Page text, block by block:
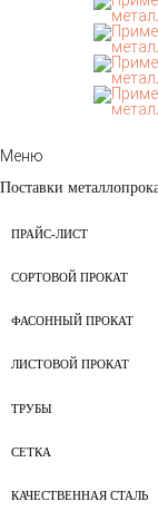
Меню
Поставки
ПРАЙС-ЛИСТ
СОРТОВОЙ ПРОКАТ
ФАСОННЫЙ ПРОКАТ
ЛИСТОВОЙ ПРОКАТ
ТРУБЫ
СЕТКА
КАЧЕСТВЕННАЯ СТАЛЬ